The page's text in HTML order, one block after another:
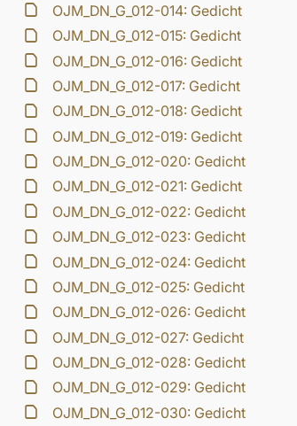
OJM_DN_G_012-014: Gedicht
OJM_DN_G_012-015: Gedicht
OJM_DN_G_012-016: Gedicht
OJM_DN_G_012-017: Gedicht
OJM_DN_G_012-018: Gedicht
OJM_DN_G_012-019: Gedicht
OJM_DN_G_012-020: Gedicht
OJM_DN_G_012-021: Gedicht
OJM_DN_G_012-022: Gedicht
OJM_DN_G_012-023: Gedicht
OJM_DN_G_012-024: Gedicht
OJM_DN_G_012-025: Gedicht
OJM_DN_G_012-026: Gedicht
OJM_DN_G_012-027: Gedicht
OJM_DN_G_012-028: Gedicht
OJM_DN_G_012-029: Gedicht
OJM_DN_G_012-030: Gedicht